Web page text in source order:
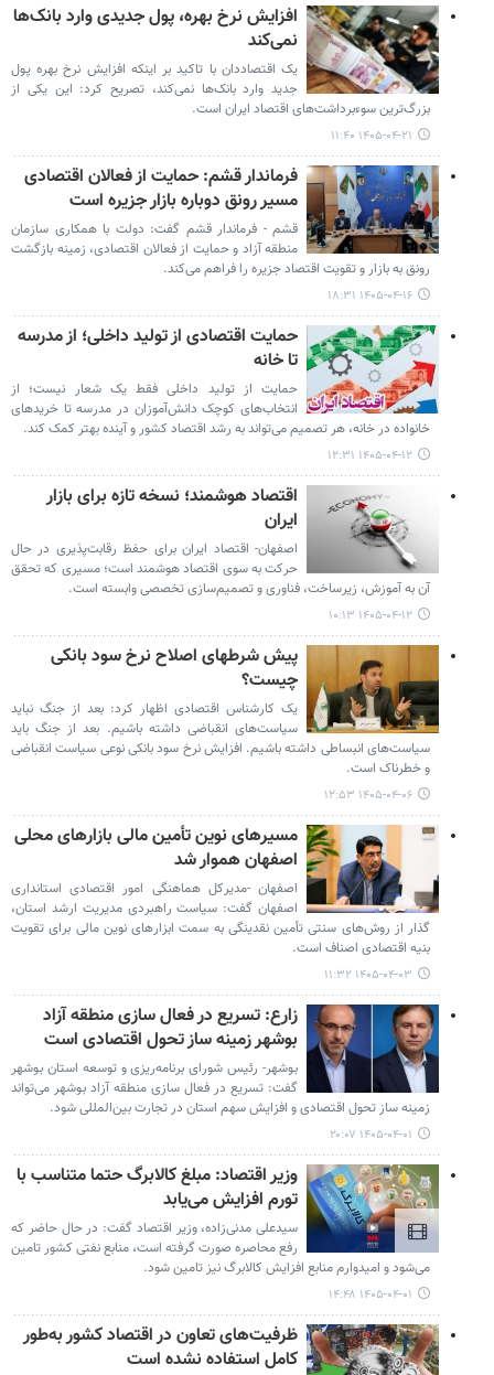
افزایش نرخ بهره، پول جدیدی وارد بانک‌ها
نمی‌کند
یک اقتصاددان با تاکید بر اینکه افزایش نرخ بهره پول
جدید وارد بانک‌ها نمی‌کند، تصریح کرد: این یکی از
بزرگ‌ترین سوءبرداشت‌های اقتصاد ایران است.
۱۴۰۵-۰۴-۲۱ ۱۱:۴۰
فرماندار قشم: حمایت از فعالان اقتصادی
مسیر رونق دوباره بازار جزیره است
قشم - فرماندار قشم گفت: دولت با همکاری سازمان
منطقه آزاد و حمایت از فعالان اقتصادی، زمینه بازگشت
رونق به بازار و تقویت اقتصاد جزیره را فراهم می‌کند.
۱۴۰۵-۰۴-۱۶ ۱۸:۳۱
حمایت اقتصادی از تولید داخلی؛ از مدرسه
تا خانه
حمایت از تولید داخلی فقط یک شعار نیست؛ از
انتخاب‌های کوچک دانش‌آموزان در مدرسه تا خریدهای
خانواده در خانه، هر تصمیم می‌تواند به رشد اقتصاد کشور و آینده بهتر کمک کند.
۱۴۰۵-۰۴-۱۲ ۱۲:۳۱
اقتصاد هوشمند؛ نسخه تازه برای بازار
ایران
اصفهان- اقتصاد ایران برای حفظ رقابت‌پذیری در حال
حرکت به سوی اقتصاد هوشمند است؛ مسیری که تحقق
آن به آموزش، زیرساخت، فناوری و تصمیم‌سازی تخصصی وابسته است.
۱۴۰۵-۰۴-۱۲ ۱۰:۱۳
پیش شرطهای اصلاح نرخ سود بانکی
چیست؟
یک کارشناس اقتصادی اظهار کرد: بعد از جنگ نباید
سیاست‌های انقباضی داشته باشیم. بعد از جنگ باید
سیاست‌های انبساطی داشته باشیم. افزایش نرخ سود بانکی نوعی سیاست انقباضی
و خطرناک است.
۱۴۰۵-۰۴-۰۶ ۱۲:۵۳
مسیرهای نوین تأمین مالی بازارهای محلی
اصفهان هموار شد
اصفهان -مدیرکل هماهنگی امور اقتصادی استانداری
اصفهان گفت: سیاست راهبردی مدیریت ارشد استان،
گذار از روش‌های سنتی تأمین نقدینگی به سمت ابزارهای نوین مالی برای تقویت
بنیه اقتصادی اصناف است.
۱۴۰۵-۰۴-۰۳ ۱۱:۳۲
زارع: تسریع در فعال سازی منطقه آزاد
بوشهر زمینه ساز تحول اقتصادی است
بوشهر- رئیس شورای برنامه‌ریزی و توسعه استان بوشهر
گفت: تسریع در فعال سازی منطقه آزاد بوشهر می‌تواند
زمینه ساز تحول اقتصادی و افزایش سهم استان در تجارت بین‌المللی شود.
۱۴۰۵-۰۴-۰۱ ۲۰:۰۷
وزیر اقتصاد: مبلغ کالابرگ حتما متناسب با
تورم افزایش می‌یابد
سیدعلی مدنی‌زاده، وزیر اقتصاد گفت: در حال حاضر که
رفع محاصره صورت گرفته است، منابع نفتی کشور تامین
می‌شود و امیدوارم منابع افزایش کالابرگ نیز تامین شود.
۱۴۰۵-۰۴-۰۱ ۱۴:۴۸
ظرفیت‌های تعاون در اقتصاد کشور به‌طور
کامل استفاده نشده است